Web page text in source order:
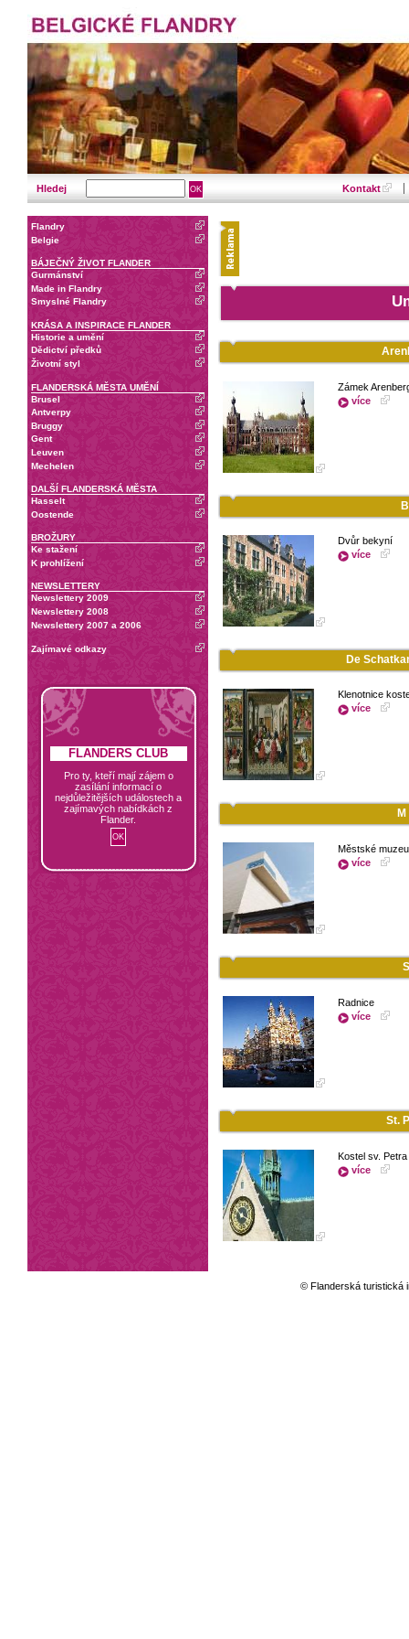
Hledej Kontakt
Flandry
Belgie
BÁJEČNÝ ŽIVOT FLANDER
Gurmánství
Made in Flandry
Smyslné Flandry
KRÁSA A INSPIRACE FLANDER
Historie a umění
Dědictví předků
Životní styl
FLANDERSKÁ MĚSTA UMĚNÍ
Brusel
Antverpy
Bruggy
Gent
Leuven
Mechelen
DALŠÍ FLANDERSKÁ MĚSTA
Hasselt
Oostende
BROŽURY
Ke stažení
K prohlížení
NEWSLETTERY
Newslettery 2009
Newslettery 2008
Newslettery 2007 a 2006
Zajímavé odkazy
FLANDERS CLUB
Pro ty, kteří mají zájem o
zasílání informací o
nejdůležitějších událostech a
zajímavých nabídkách z
Flander.
Zámek
více
Dvůr bekyní
více
De
Klenotnice
více
M
Městské
více
Radnice
více
St.
Kostel sv. Petra
více
© Flanderská turistická